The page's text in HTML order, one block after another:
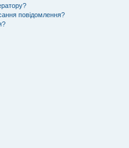
повідомлення?